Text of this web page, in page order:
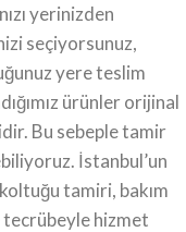
yerinizden
seçiyorsunuz,
yere teslim
ürünler orijinal
Bu sebeple tamir
İstanbul’un
tamiri, bakım
tecrübeyle hizmet